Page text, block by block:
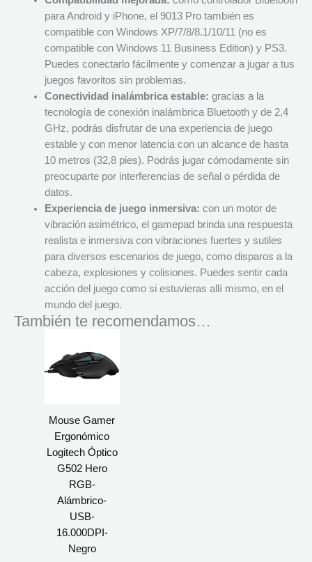
para Android y iPhone, el 9013 Pro también es
compatible con Windows XP/7/8/8.1/10/11 (no es
compatible con Windows 11 Business Edition) y PS3.
Puedes conectarlo fácilmente y comenzar a jugar a tus
juegos favoritos sin problemas.
Conectividad inalámbrica estable: gracias a la
tecnología de conexión inalámbrica Bluetooth y de 2,4
GHz, podrás disfrutar de una experiencia de juego
estable y con menor latencia con un alcance de hasta
10 metros (32,8 pies). Podrás jugar cómodamente sin
preocuparte por interferencias de señal o pérdida de
datos.
Experiencia de juego inmersiva: con un motor de
vibración asimétrico, el gamepad brinda una respuesta
realista e inmersiva con vibraciones fuertes y sutiles
para diversos escenarios de juego, como disparos a la
cabeza, explosiones y colisiones. Puedes sentir cada
acción del juego como si estuvieras allí mismo, en el
mundo del juego.
También te recomendamos…
Mouse Gamer
Ergonómico
Logitech Óptico
G502 Hero
RGB-
Alámbrico-
USB-
16.000DPI-
Negro